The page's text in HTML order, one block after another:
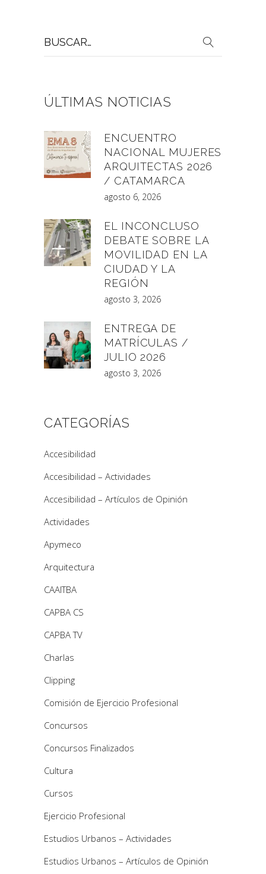
por:
ÚLTIMAS NOTICIAS
ENCUENTRO
NACIONAL MUJERES
ARQUITECTAS 2026
/ CATAMARCA
agosto 6, 2026
EL INCONCLUSO
DEBATE SOBRE LA
MOVILIDAD EN LA
CIUDAD Y LA
REGIÓN
agosto 3, 2026
ENTREGA DE
MATRÍCULAS /
JULIO 2026
agosto 3, 2026
CATEGORÍAS
Accesibilidad
Accesibilidad – Actividades
Accesibilidad – Artículos de Opinión
Actividades
Apymeco
Arquitectura
CAAITBA
CAPBA CS
CAPBA TV
Charlas
Clipping
Comisión de Ejercicio Profesional
Concursos
Concursos Finalizados
Cultura
Cursos
Ejercicio Profesional
Estudios Urbanos – Actividades
Estudios Urbanos – Artículos de Opinión